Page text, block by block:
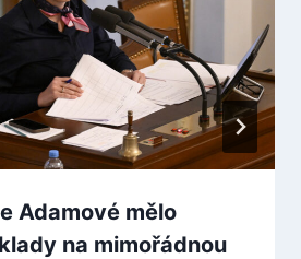
Adamové mělo
na mimořádnou